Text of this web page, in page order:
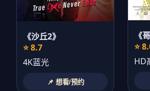
《沙丘2》
⭐ 8.7
4K蓝光
📌 想看/预约
《
⭐
HD